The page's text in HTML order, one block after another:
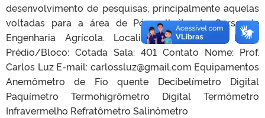
desenvolvimento de pesquisas, principalmente aquelas
voltadas para a área de Pós-colheita do Curso de
Engenharia Agrícola. Localização Campus: Porto
Prédio/Bloco: Cotada Sala: 401 Contato Nome: Prof.
Carlos Luz E-mail: carlossluz@gmail.com Equipamentos
Anemômetro de Fio quente Decibelímetro Digital
Paquímetro Termohigrômetro Digital Termômetro
Infravermelho Refratômetro Salinômetro